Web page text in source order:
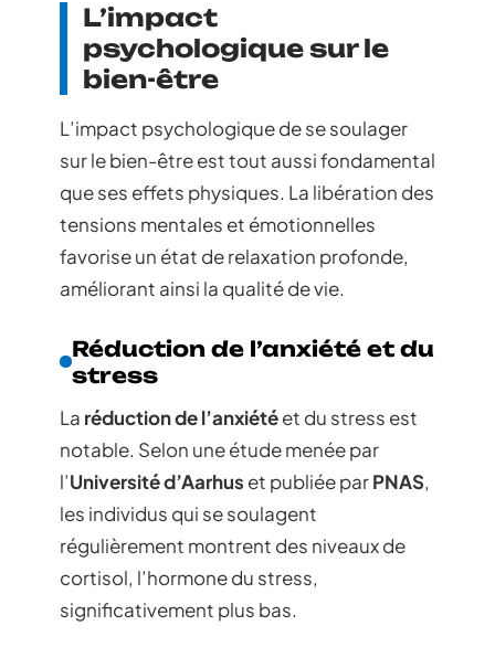
L’impact
psychologique sur le
bien-être
L’impact psychologique de se soulager
sur le bien-être est tout aussi fondamental
que ses effets physiques. La libération des
tensions mentales et émotionnelles
favorise un état de relaxation profonde,
améliorant ainsi la qualité de vie.
Réduction de l’anxiété et du
stress
La réduction de l’anxiétéet du stress est
notable. Selon une étude menée par
l’Université d’Aarhus et publiée parPNAS,
les individus qui se soulagent
régulièrement montrent des niveaux de
cortisol, l’hormone du stress,
significativement plus bas.